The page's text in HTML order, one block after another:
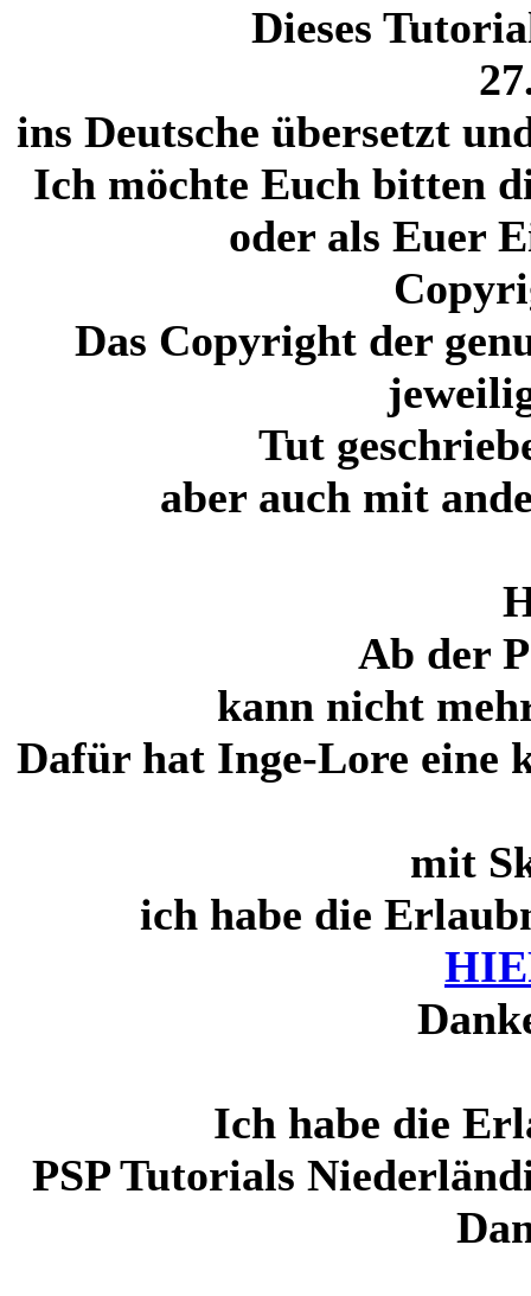
Dieses
ins Deutsche übersetzt
Ich möchte Euch bitten
oder als Euer
Das Copyright der
Tut
aber auch mit
Ab der
kann nicht
Dafür hat Inge-Lore eine
mit
ich habe die
Ich habe die
PSP Tutorials